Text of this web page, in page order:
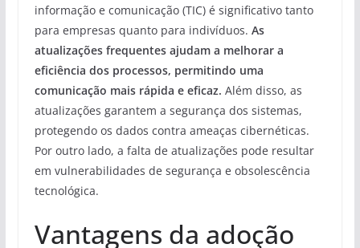
informação e comunicação (TIC) é significativo tanto
para empresas quanto para indivíduos. As
atualizações frequentes ajudam a melhorar a
eficiência dos processos, permitindo uma
comunicação mais rápida e eficaz. Além disso, as
atualizações garantem a segurança dos sistemas,
protegendo os dados contra ameaças cibernéticas.
Por outro lado, a falta de atualizações pode resultar
em vulnerabilidades de segurança e obsolescência
tecnológica.
Vantagens da adoção